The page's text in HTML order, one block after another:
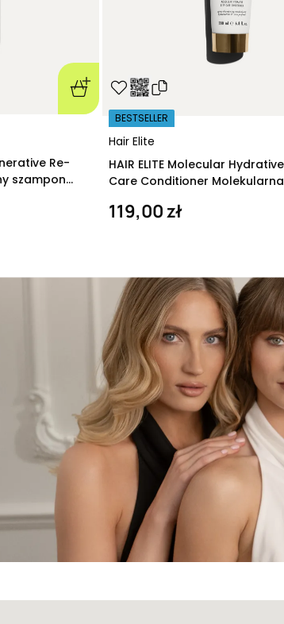
Re-
szampon
Hair Elite
BESTSELLER
HAIR ELITE Molecular
Care Conditioner
119,00 zł